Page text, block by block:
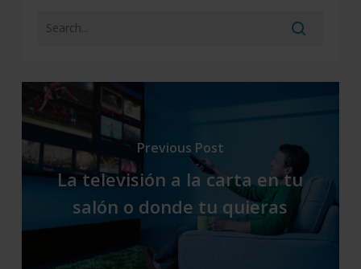
Previous Post
La televisión a la carta en tu
salón o donde tu quieras